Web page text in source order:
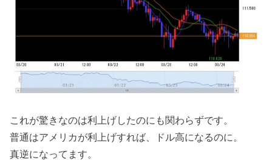
これが驚きなのは利上げしたのにも関わらずです。
普通はアメリカが利上げすれば、ドル高になるのに。
真逆になってます。